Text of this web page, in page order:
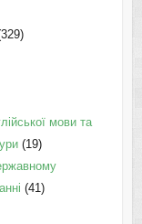
мови та
(19)
(41)